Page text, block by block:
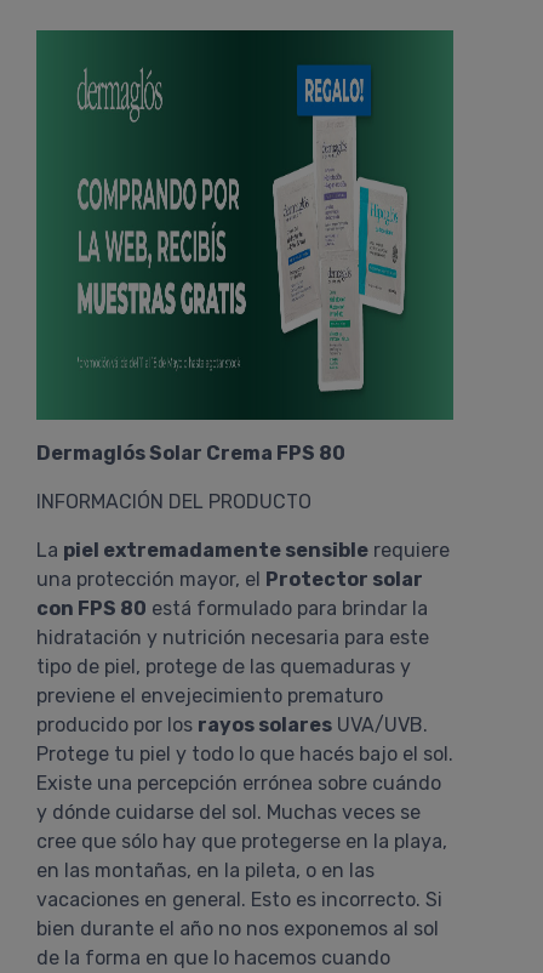
Dermaglós Solar Crema FPS 80
INFORMACIÓN DEL PRODUCTO
La piel extremadamente sensible requiere
una protección mayor, el Protector solar
con FPS 80 está formulado para brindar la
hidratación y nutrición necesaria para este
tipo de piel, protege de las quemaduras y
previene el envejecimiento prematuro
producido por los rayos solares UVA/UVB.
Protege tu piel y todo lo que hacés bajo el sol.
Existe una percepción errónea sobre cuándo
y dónde cuidarse del sol. Muchas veces se
cree que sólo hay que protegerse en la playa,
en las montañas, en la pileta, o en las
vacaciones en general. Esto es incorrecto. Si
bien durante el año no nos exponemos al sol
de la forma en que lo hacemos cuando